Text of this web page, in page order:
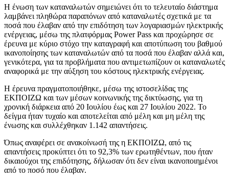
Η ένωση των καταναλωτών σημειώνει ότι το τελευταίο διάστημα
λαμβάνει πληθώρα παραπόνων από καταναλωτές σχετικά με τα
ποσά που έλαβαν από την επιδότηση των λογαριασμών ηλεκτρικής
ενέργειας, μέσω της πλατφόρμας Power Pass και προχώρησε σε
έρευνα με κύριο στόχο την καταγραφή και αποτύπωση του βαθμού
ικανοποίησης των καταναλωτών από τα ποσά που έλαβαν αλλά και,
γενικότερα, για τα προβλήματα που αντιμετωπίζουν οι καταναλωτές
αναφορικά με την αύξηση του κόστους ηλεκτρικής ενέργειας.
Η έρευνα πραγματοποιήθηκε, μέσω της ιστοσελίδας της
ΕΚΠΟΙΖΩ και των μέσων κοινωνικής της δικτύωσης, για τη
χρονική διάρκεια από 20 Ιουλίου έως και 27 Ιουλίου 2022. Το
δείγμα ήταν τυχαίο και αποτελείται από μέλη και μη μέλη της
ένωσης και συλλέχθηκαν 1.142 απαντήσεις.
Όπως αναφέρει σε ανακοίνωσή της η ΕΚΠΟΙΖΩ, από τις
απαντήσεις προκύπτει ότι το 92,3% των ερωτηθέντων, που ήταν
δικαιούχοι της επιδότησης, δήλωσαν ότι δεν είναι ικανοποιημένοι
από το ποσό που έλαβαν.